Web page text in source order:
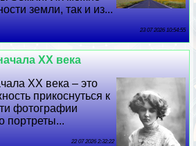
земли, так и из...
23 07 2026 10:54:55
XX века
XX века – это
прикоснуться к
фотографии
портреты...
22 07 2026 2:32:22